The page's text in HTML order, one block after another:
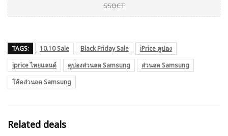
SSOCT
TAGS: 10.10 Sale Black Friday Sale
iPrice คูปอง
iprice ไทยแลนด์
คูปองส่วนลด Samsung
ส่วนลด Samsung
โค้ดส่วนลด Samsung
Related deals